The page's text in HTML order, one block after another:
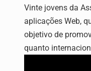
Vinte jovens da
aplicações Web,
objetivo de
quanto